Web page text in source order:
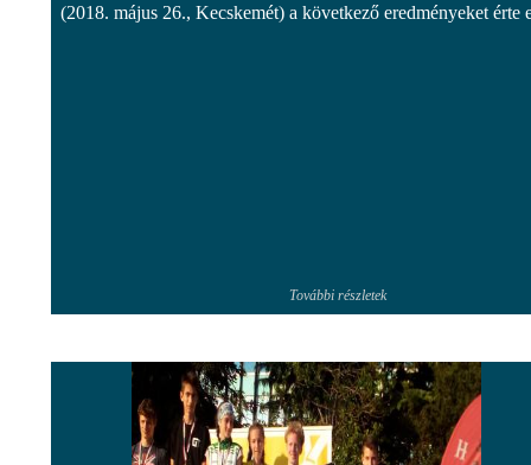
(2018. május 26., Kecskemét) a következő eredményeket érte
További részletek